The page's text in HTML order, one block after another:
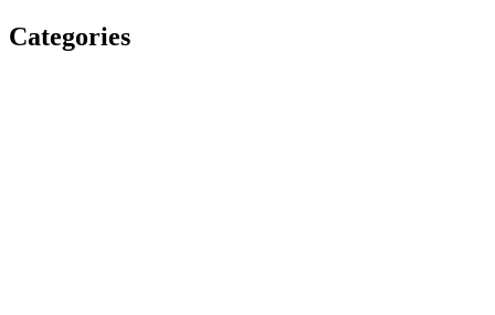
Categories